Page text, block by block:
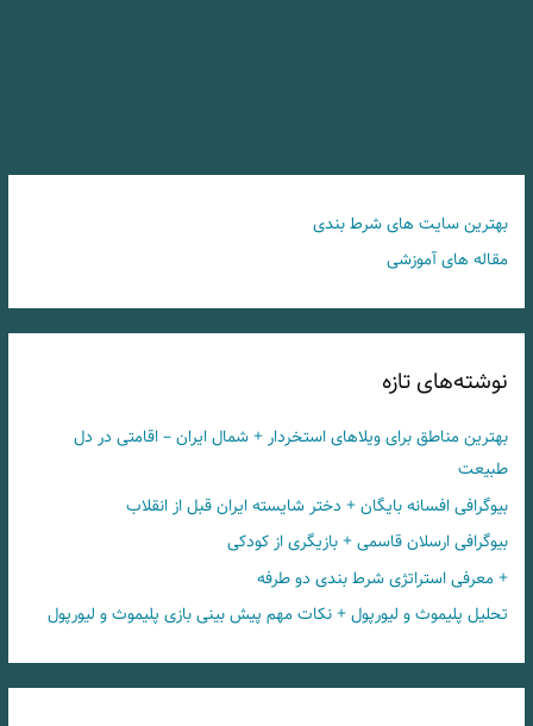
بهترین سایت های شرط بندی
مقاله های آموزشی
نوشته‌های تازه
بهترین مناطق برای ویلاهای استخردار + شمال ایران – اقامتی در دل
طبیعت
بیوگرافی افسانه بایگان + دختر شایسته ایران قبل از انقلاب
بیوگرافی ارسلان قاسمی + بازیگری از کودکی
+ معرفی استراتژی شرط بندی دو طرفه
تحلیل پلیموث و لیورپول + نکات مهم پیش بینی بازی پلیموث و لیورپول